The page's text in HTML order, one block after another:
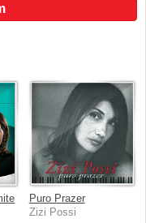
Puro Prazer
Zizi Possi